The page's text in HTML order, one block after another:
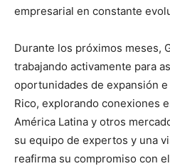
empresarial en constante
Durante los próximos meses,
trabajando activamente para
oportunidades de expansión
Rico, explorando conexiones
América Latina y otros
su equipo de expertos y una
reafirma su compromiso con